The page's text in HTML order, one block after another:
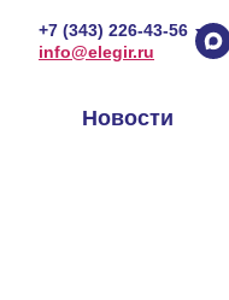
+7 (343) 226-43-56
info@elegir.ru
Новости